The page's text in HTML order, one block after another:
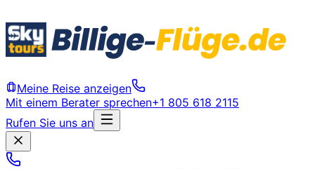
Meine Reise anzeigen
Mit einem Berater sprechen+1 805 618 2115
Rufen Sie uns an